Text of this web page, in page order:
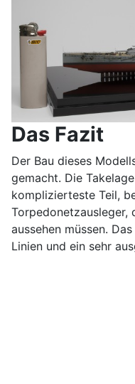
Das Fazit
Der Bau dieses
gemacht. Die
komplizierteste Teil,
Torpedonetzausleger,
aussehen müssen.
Linien und ein sehr